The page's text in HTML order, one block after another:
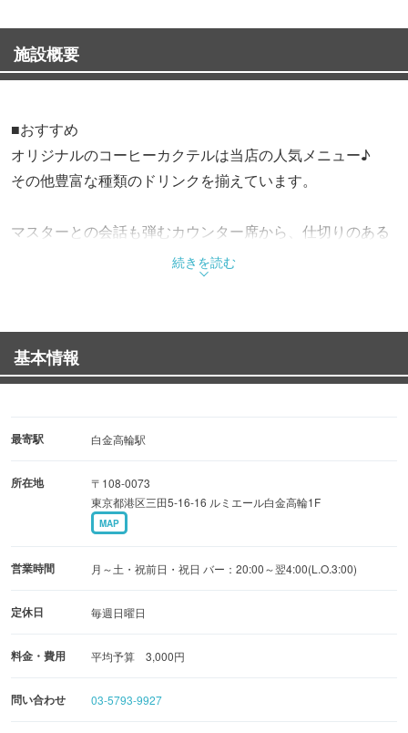
施設概要
■おすすめ
オリジナルのコーヒーカクテルは当店の人気メニュー♪
その他豊富な種類のドリンクを揃えています。
マスターとの会話も弾むカウンター席から、仕切りのある
テーブル席もご用意しています。
店内貸切もＯＫ！各種パーティー利用にも最適です。
お気軽にお問い合わせください。
続きを読む
基本情報
最寄駅 白金高輪駅
所在地
〒108-0073
東京都港区三田5-16-16 ルミエール白金高輪1F
MAP
営業時間 月～土・祝前日・祝日 バー：20:00～翌4:00(L.O.3:00)
定休日 毎週日曜日
料金・費用 平均予算 3,000円
問い合わせ 03-5793-9927